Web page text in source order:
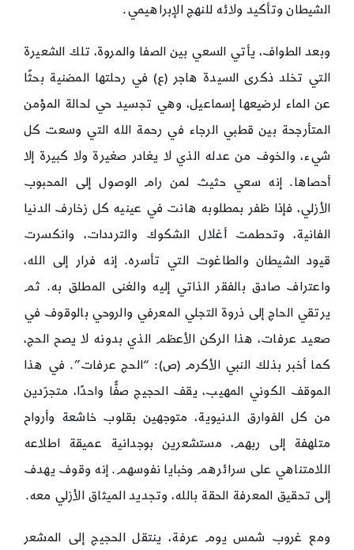
الشيطان وتأكيد ولائه للنهج الإبراهيمي.
وبعد الطواف، يأتي السعي بين الصفا والمروة، تلك الشعيرة
التي تخلد ذكرى السيدة هاجر (ع) في رحلتها المضنية بحثًا
عن الماء لرضيعها إسماعيل، وهي تجسيد حي لحالة المؤمن
المتأرجحة بين قطبي الرجاء في رحمة الله التي وسعت كل
شيء، والخوف من عدله الذي لا يغادر صغيرة ولا كبيرة إلا
أحصاها. إنه سعي حثيث لمن رام الوصول إلى المحبوب
الأزلي، فإذا ظفر بمطلوبه هانت في عينيه كل زخارف الدنيا
الفانية، وتحطمت أغلال الشكوك والترددات، وانكسرت
قيود الشيطان والطاغوت التي تأسره. إنه فرار إلى الله،
واعتراف صادق بالفقر الذاتي إليه والغنى المطلق به. ثم
يرتقي الحاج إلى ذروة التجلي المعرفي والروحي بالوقوف في
صعيد عرفات، هذا الركن الأعظم الذي بدونه لا يصح الحج،
كما أخبر بذلك النبي الأكرم (ص): “الحج عرفات”. في هذا
الموقف الكوني المهيب، يقف الحجيج صفًّا واحدًا، متجرّدين
من كل الفوارق الدنيوية، متوجهين بقلوب خاشعة وأرواح
متلهفة إلى ربهم، مستشعرين بوجدانية عميقة اطلاعه
اللامتناهي على سرائرهم وخبايا نفوسهم. إنه وقوف يهدف
إلى تحقيق المعرفة الحقة بالله، وتجديد الميثاق الأزلي معه.
ومع غروب شمس يوم عرفة، ينتقل الحجيج إلى المشعر